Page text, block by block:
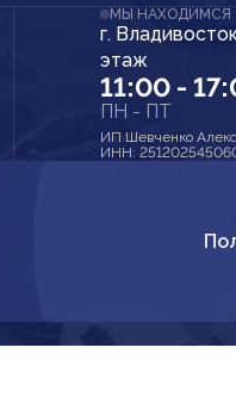
МЫ НАХОДИМСЯ
г.
этаж
11:00 -
ПН - ПТ
ИП Шевченко
ИНН: